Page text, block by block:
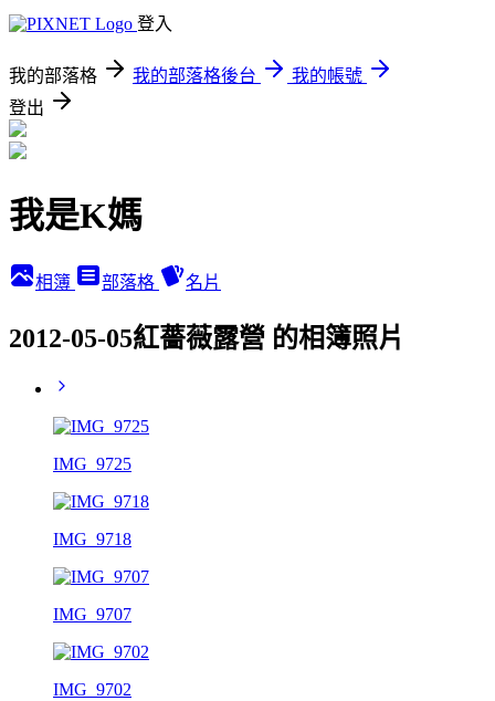
登入
我的部落格 我的部落格後台
我的帳號
登出
我是K媽
相簿 部落格 名片
2012-05-05紅薔薇露營 的相簿照片
IMG_9725
IMG_9718
IMG_9707
IMG_9702